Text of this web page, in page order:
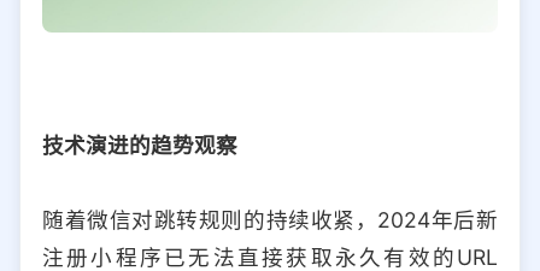
技术演进的趋势观察
随着微信对跳转规则的持续收紧，2024年后新
注册小程序已无法直接获取永久有效的URL